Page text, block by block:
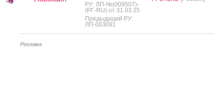
РУ: ЛП-№(009507)-
(РГ-RU) от 31.03.25
Предыдущий РУ:
ЛП-003091
Реклама